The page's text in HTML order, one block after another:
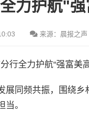
力护航"
来源：晨报之声
行全力护航“强富美
同频共振，围绕乡
。